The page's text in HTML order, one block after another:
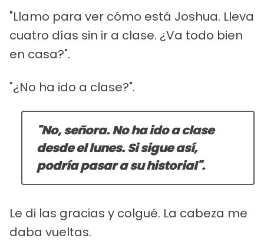
"Llamo para ver cómo está Joshua. Lleva
cuatro días sin ir a clase. ¿Va todo bien
en casa?".
"¿No ha ido a clase?".
"No, señora. No ha ido a clase
desde el lunes. Si sigue así,
podría pasar a su historial".
Le di las gracias y colgué. La cabeza me
daba vueltas.